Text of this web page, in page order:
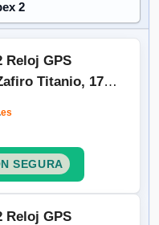
2
Reloj GPS
Titanio, 17
Monitor de
Medición del
Escalada-
es
SEGURA
Reloj GPS